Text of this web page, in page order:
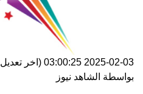
2025-02-03 03:00:25 (اخر تعديل
بواسطة الشاهد نيوز